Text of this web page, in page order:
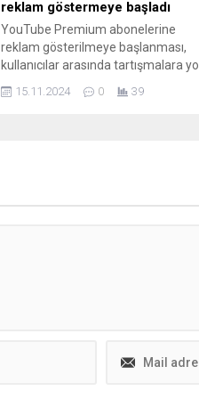
reklam göstermeye başladı
YouTube Premium abonelerine
reklam gösterilmeye başlanması,
kullanıcılar arasında tartışmalara yol
açtı. Bu değişiklik, abonelik
deneyimini nasıl etkileyecek?
15.11.2024 0 39